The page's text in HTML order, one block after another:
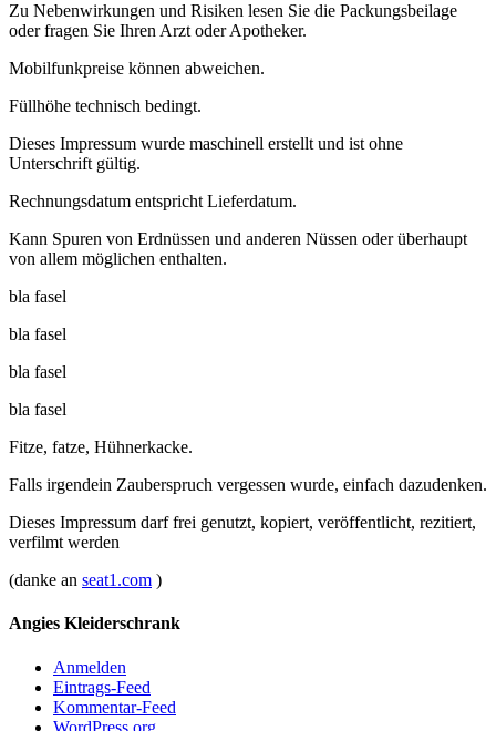
Zu Nebenwirkungen und Risiken lesen Sie die Packungsbeilage
oder fragen Sie Ihren Arzt oder Apotheker.
Mobilfunkpreise können abweichen.
Füllhöhe technisch bedingt.
Dieses Impressum wurde maschinell erstellt und ist ohne
Unterschrift gültig.
Rechnungsdatum entspricht Lieferdatum.
Kann Spuren von Erdnüssen und anderen Nüssen oder überhaupt
von allem möglichen enthalten.
bla fasel
bla fasel
bla fasel
bla fasel
Fitze, fatze, Hühnerkacke.
Falls irgendein Zauberspruch vergessen wurde, einfach dazudenken.
Dieses Impressum darf frei genutzt, kopiert, veröffentlicht, rezitiert,
verfilmt werden
(danke an seat1.com )
Angies Kleiderschrank
Anmelden
Eintrags-Feed
Kommentar-Feed
WordPress.org